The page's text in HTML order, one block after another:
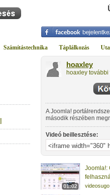
Számítástechnika Táplálkozás
hoaxley
hoaxley
A Joomla!
második részében
telepített webszerverre
felinstallálni.
Videó beillesztése:
01:02
Joomla!:
videosugo